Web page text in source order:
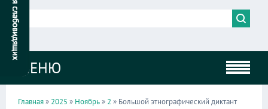
МЕНЮ
Главная» 2025 » Ноябрь» 2 » Большой этнографический диктант